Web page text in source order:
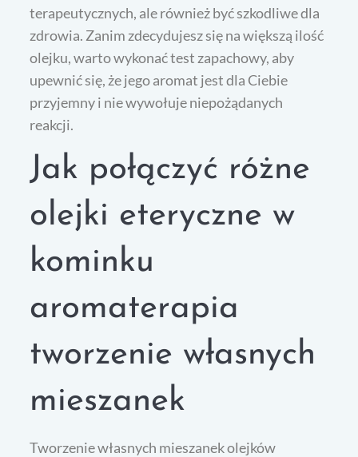
terapeutycznych, ale również być szkodliwe dla
zdrowia. Zanim zdecydujesz się na większą ilość
olejku, warto wykonać test zapachowy, aby
upewnić się, że jego aromat jest dla Ciebie
przyjemny i nie wywołuje niepożądanych
reakcji.
Jak połączyć różne
olejki eteryczne w
kominku
aromaterapia
tworzenie własnych
mieszanek
Tworzenie własnych mieszanek olejków